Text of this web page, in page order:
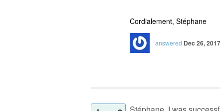
Cordialement, Stéphane
answered Dec 26, 2017